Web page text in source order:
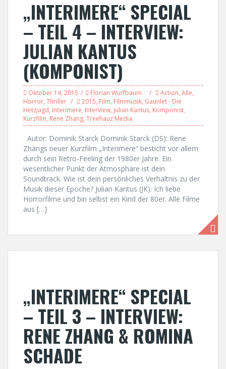
„INTERIMERE“ SPECIAL
– TEIL 4 – INTERVIEW:
JULIAN KANTUS
(KOMPONIST)
Oktober 14, 2015 Florian Wurfbaum Action, Alle,
Horror, Thriller 2015, Film, Filmmusik, Gaunlet - Die
Hetzjagd, Interimere, Interview, Julian Kantus, Komponist,
Kurzfilm, Rene Zhang, Treehauz Media
Autor: Dominik Starck Dominik Starck (DS): Rene
Zhangs neuer Kurzfilm „Interimere“ besticht vor allem
durch sein Retro-Feeling der 1980er Jahre. Ein
wesentlicher Punkt der Atmosphäre ist dein
Soundtrack. Wie ist dein persönliches Verhältnis zu der
Musik dieser Epoche? Julian Kantus (JK): Ich liebe
Horrorfilme und bin selbst ein Kind der 80er. Alle Filme
aus […]
„INTERIMERE“ SPECIAL
– TEIL 3 – INTERVIEW:
RENE ZHANG & ROMINA
SCHADE